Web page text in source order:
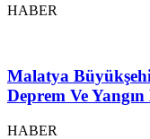
HABER
Malatya
Deprem Ve
HABER